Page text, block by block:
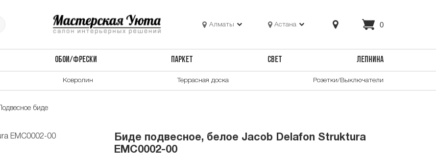
Алматы Астана 0
ОБОИ/ФРЕСКИ ПАРКЕТ СВЕТ ЛЕПНИНА
Ковролин Террасная доска Розетки/Выключатели
Подвесное биде
Биде подвесное, белое Jacob Delafon Struktura
EMC0002-00